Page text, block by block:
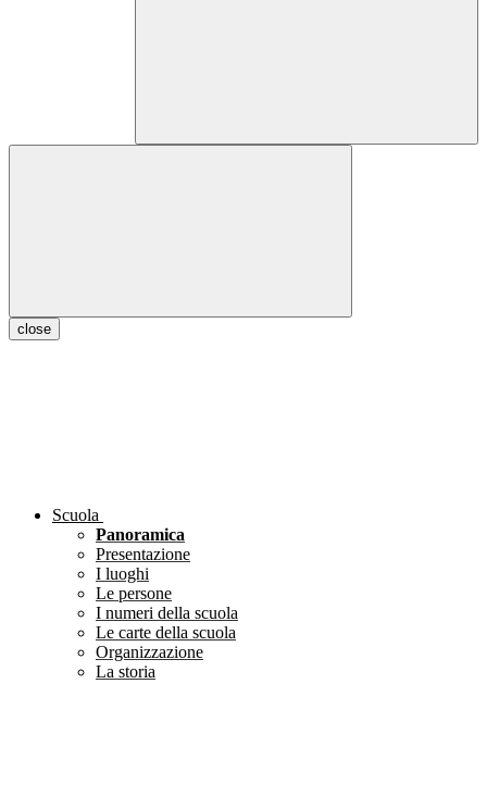
close
Scuola
Panoramica
Presentazione
I luoghi
Le persone
I numeri della scuola
Le carte della scuola
Organizzazione
La storia